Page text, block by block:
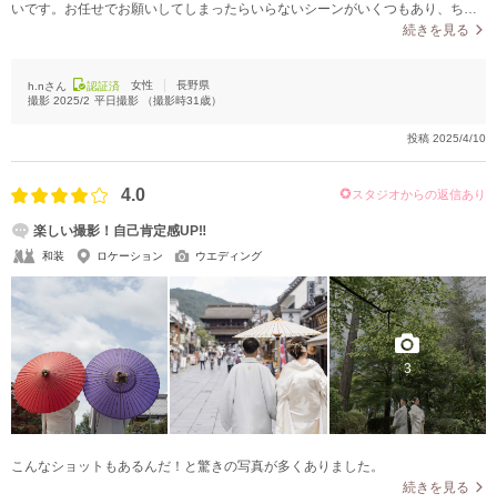
いです。お任せでお願いしてしまったらいらないシーンがいくつもあり、ちょ
続きを見る
h.nさん 認証済 女性
長野県
撮影 2025/2 平日撮影 （撮影時31歳）
投稿 2025/4/10
4.0 スタジオからの返信あり
楽しい撮影！自己肯定感UP‼︎
和装 ロケーション ウエディング
3
こんなショットもあるんだ！と驚きの写真が多くありました。
続きを見る